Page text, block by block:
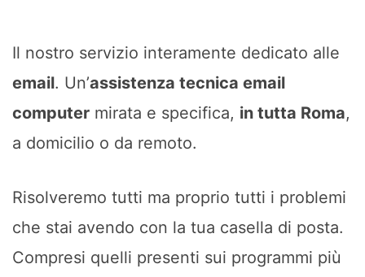
Il nostro servizio interamente dedicato alle
email. Un’assistenza tecnica email
computer mirata e specifica, in tutta Roma,
a domicilio o da remoto.
Risolveremo tutti ma proprio tutti i problemi
che stai avendo con la tua casella di posta.
Compresi quelli presenti sui programmi più